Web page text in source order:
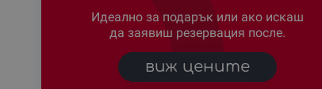
Идеално за подарък или ако искаш
да заявиш резервация после.
виж цените